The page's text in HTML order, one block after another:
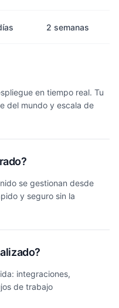
2 semanas
en tiempo real. Tu
del mundo y escala de
se gestionan desde
y seguro sin la
integraciones,
de trabajo